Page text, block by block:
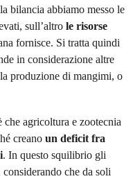
bilancia abbiamo messo le
sull’altro le risorse
fornisce. Si tratta quindi
in considerazione altre
produzione di mangimi, o
che agricoltura e zootecnia
creano un deficit fra
. In questo squilibrio gli
che da soli